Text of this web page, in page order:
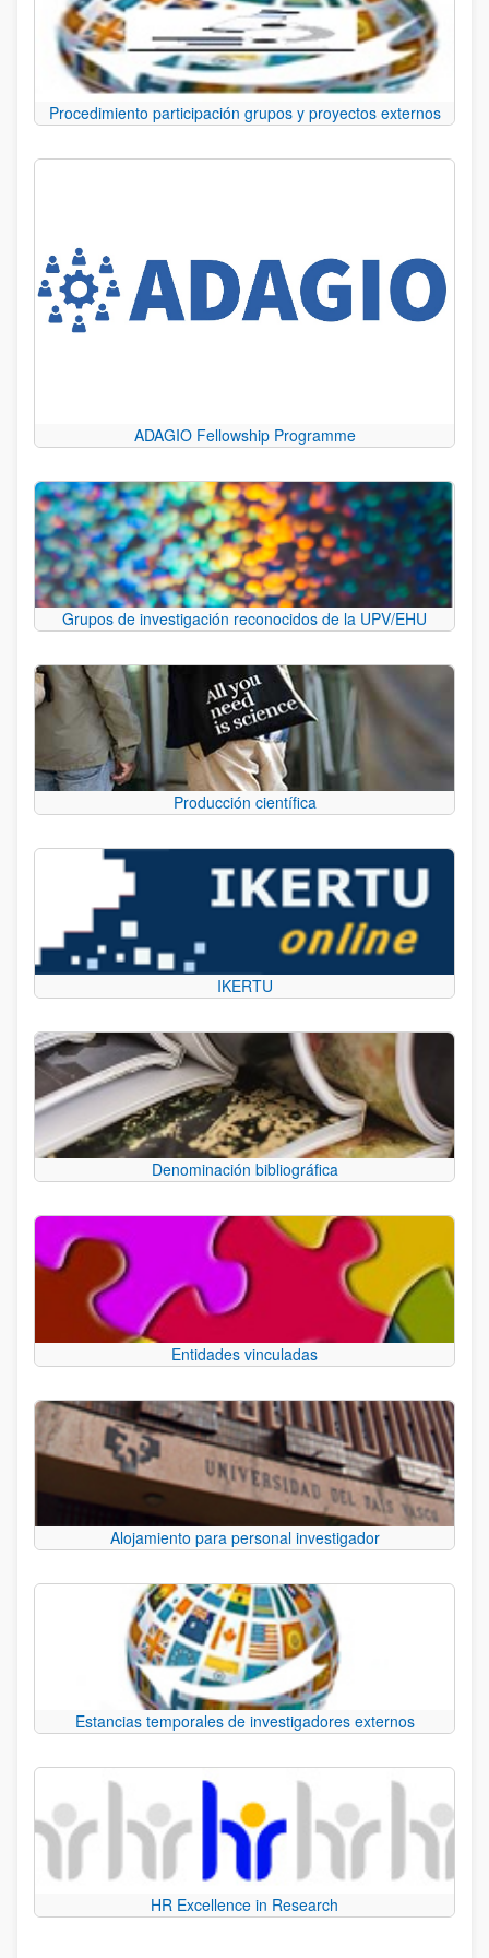
Procedimiento participación grupos y proyectos externos
ADAGIO Fellowship Programme
Grupos de investigación reconocidos de la UPV/EHU
Producción científica
IKERTU
Denominación bibliográfica
Entidades vinculadas
Alojamiento para personal investigador
Estancias temporales de investigadores externos
HR Excellence in Research